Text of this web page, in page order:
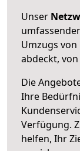
Unser
Umzugs
abdeckt,
Die
Ihre
Verfügung.
helfen, Ihr